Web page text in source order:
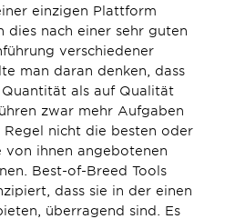
einzigen Plattform
dies nach einer sehr guten
verschiedener
man daran denken, dass
Quantität als auf Qualität
zwar mehr Aufgaben
Regel nicht die besten oder
von ihnen angebotenen
Best-of-Breed Tools
dass sie in der einen
überragend sind. Es